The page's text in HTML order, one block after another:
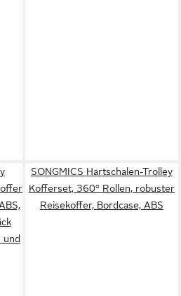
und
SONGMICS Hartschalen-Trolley
Kofferset, 360° Rollen, robuster
Reisekoffer, Bordcase, ABS